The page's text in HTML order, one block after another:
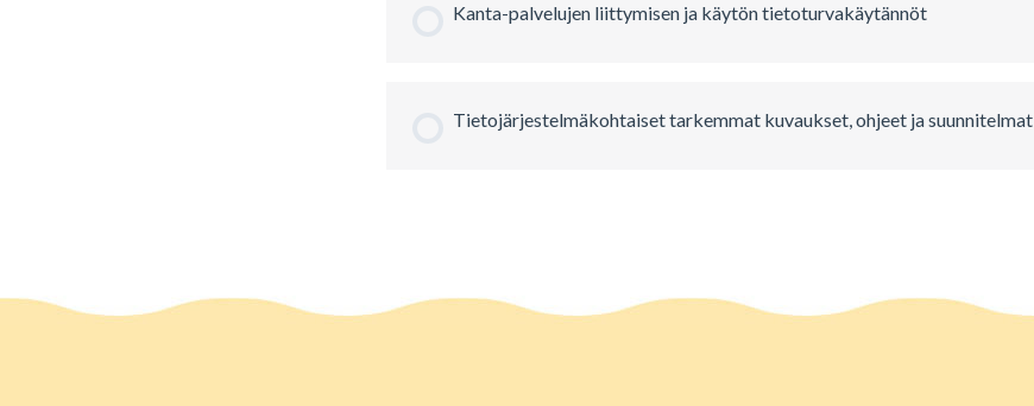
Kanta-palvelujen liittymisen ja käytön tietoturvakäytännöt
Tietojärjestelmäkohtaiset tarkemmat kuvaukset, ohjeet ja suunnitelmat